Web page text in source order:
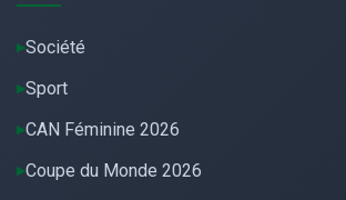
Société
Sport
CAN Féminine 2026
Coupe du Monde 2026